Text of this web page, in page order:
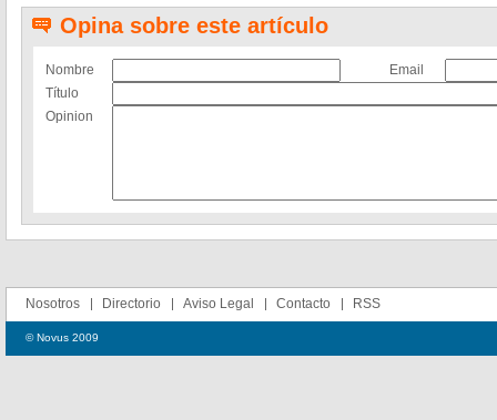
Opina sobre este artículo
Nombre
Email
Título
Opinion
Nosotros Directorio Aviso Legal Contacto RSS
© Novus 2009